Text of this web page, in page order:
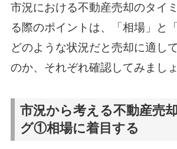
市況における不動産売却のタイ
る際のポイントは、「相場」と
どのような状況だと売却に適し
のか、それぞれ確認してみましょ
市況から考える不動産売
グ①相場に着目する